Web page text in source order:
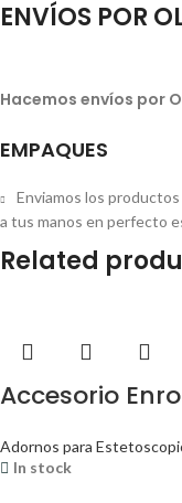
ENVÍOS POR
Hacemos envíos por
EMPAQUES
Enviamos los
a tus manos en perfecto
Related
Accesorio
Adornos para
In stock